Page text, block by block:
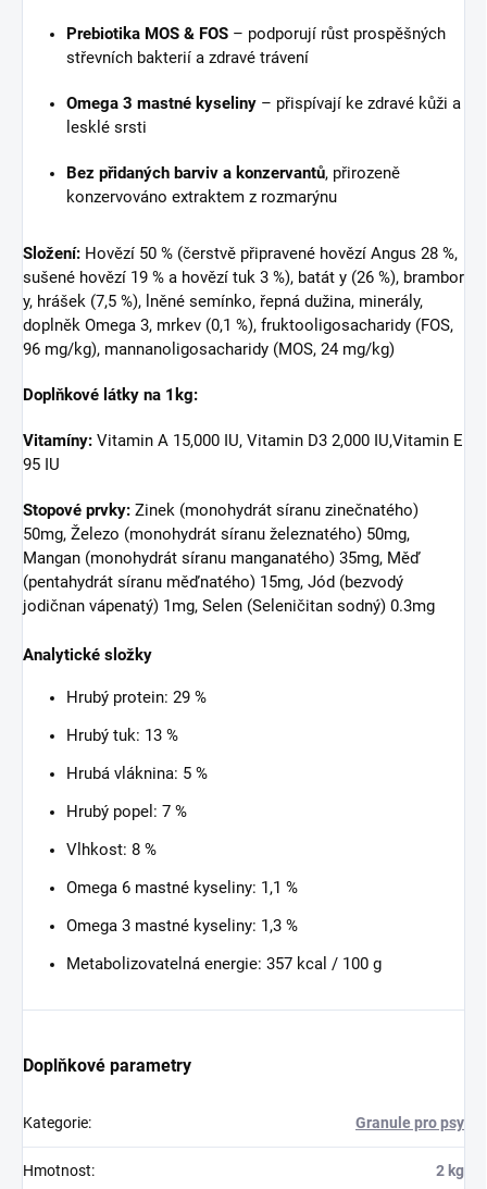
Prebiotika MOS & FOS – podporují růst prospěšných
střevních bakterií a zdravé trávení
Omega 3 mastné kyseliny – přispívají ke zdravé kůži a
lesklé srsti
Bez přidaných barviv a konzervantů, přirozeně
konzervováno extraktem z rozmarýnu
Složení: Hovězí 50 % (čerstvě připravené hovězí Angus 28 %,
sušené hovězí 19 % a hovězí tuk 3 %), batát y (26 %), brambor
y, hrášek (7,5 %), lněné semínko, řepná dužina, minerály,
doplněk Omega 3, mrkev (0,1 %), fruktooligosacharidy (FOS,
96 mg/kg), mannanoligosacharidy (MOS, 24 mg/kg)
Doplňkové látky na 1kg:
Vitamíny: Vitamin A 15,000 IU, Vitamin D3 2,000 IU,Vitamin E
95 IU
Stopové prvky: Zinek (monohydrát síranu zinečnatého)
50mg, Železo (monohydrát síranu železnatého) 50mg,
Mangan (monohydrát síranu manganatého) 35mg, Měď
(pentahydrát síranu měďnatého) 15mg, Jód (bezvodý
jodičnan vápenatý) 1mg, Selen (Seleničitan sodný) 0.3mg
Analytické složky
Hrubý protein: 29 %
Hrubý tuk: 13 %
Hrubá vláknina: 5 %
Hrubý popel: 7 %
Vlhkost: 8 %
Omega 6 mastné kyseliny: 1,1 %
Omega 3 mastné kyseliny: 1,3 %
Metabolizovatelná energie: 357 kcal / 100 g
Doplňkové parametry
Kategorie: Granule pro psy
Hmotnost: 2 kg